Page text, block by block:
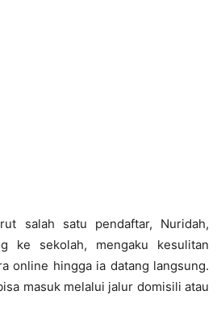
salah satu pendaftar, Nuridah,
ke sekolah, mengaku kesulitan
online hingga ia datang langsung.
masuk melalui jalur domisili atau